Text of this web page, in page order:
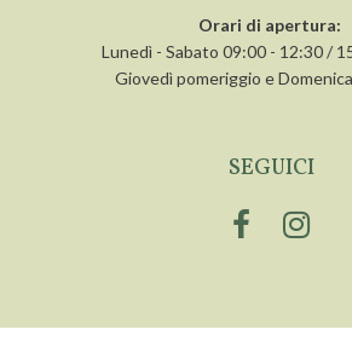
Orari di apertura:
Lunedì - Sabato 09:00 - 12:30 /
Giovedì pomeriggio e
SEGUICI